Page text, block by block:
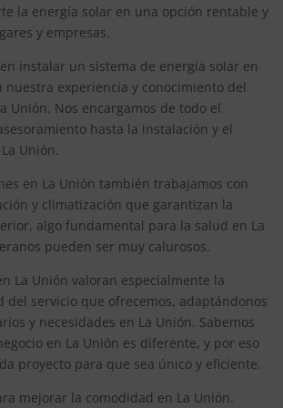
la energía solar en una opción rentable y
y empresas.
instalar un sistema de energía solar en
nuestra experiencia y conocimiento del
Unión. Nos encargamos de todo el
hasta la instalación y el
Unión.
en La Unión también trabajamos con
y climatización que garantizan la
algo fundamental para la salud en La
pueden ser muy calurosos.
La Unión valoran especialmente la
del servicio que ofrecemos, adaptándonos
y necesidades en La Unión. Sabemos
en La Unión es diferente, y por eso
proyecto para que sea único y eficiente.
mejorar la comodidad en La Unión.